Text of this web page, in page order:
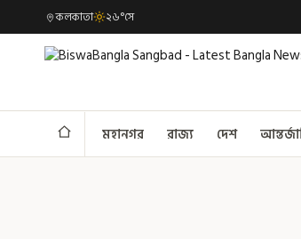
কলকাতা ২৬°সে
মহানগর রাজ্য দেশ